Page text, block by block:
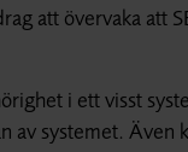
att övervaka att
i ett visst
av systemet. Även